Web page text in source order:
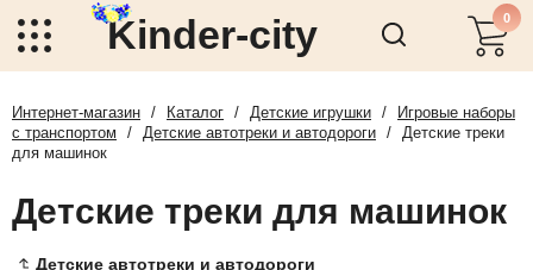
Kinder-city 0
Интернет-магазин / Каталог / Детские игрушки /
Игровые наборы
с транспортом
/ Детские автотреки и автодороги / Детские треки
для машинок
Детские треки для машинок
Детские автотреки и автодороги